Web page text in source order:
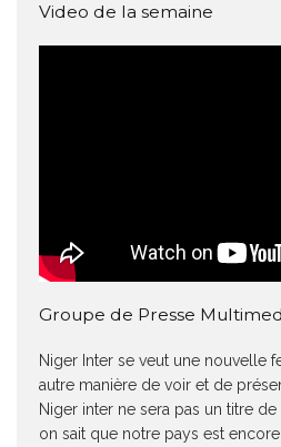
Video de la semaine
Groupe de Presse
Niger Inter se veut une nouvelle
autre manière de voir et de
Niger inter ne sera pas un titre
on sait que notre pays est